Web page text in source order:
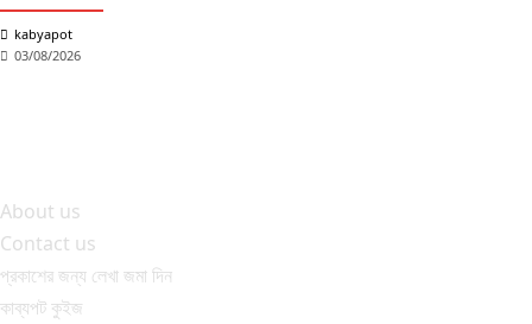
kabyapot
03/08/2026
About us
Contact us
প্রকাশের জন্য লেখা জমা দিন
কাব্যপট কুইজ